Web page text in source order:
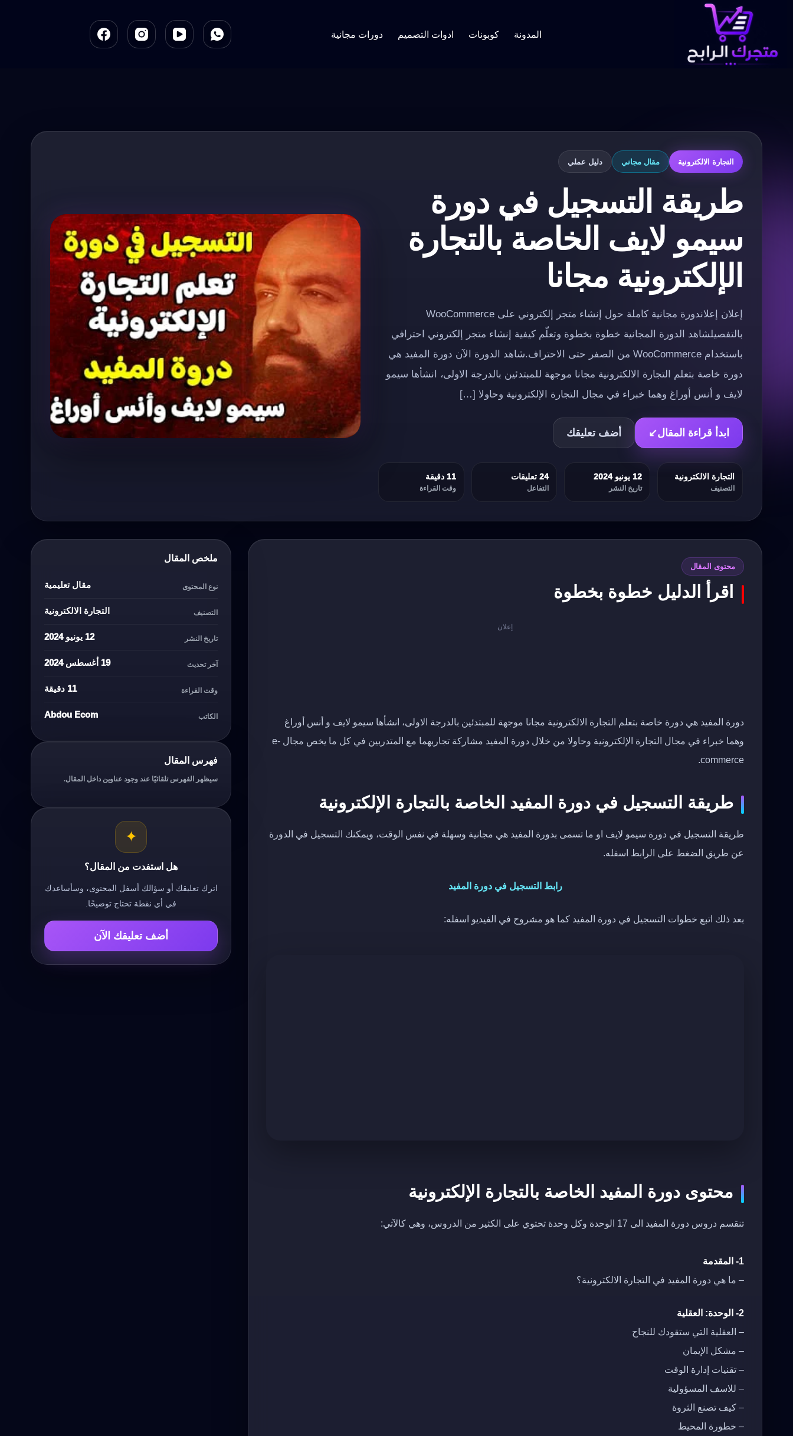
المدونة كوبونات ادوات التصميم دورات مجانية
التجارة الالكترونية مقال مجاني دليل عملي
طريقة التسجيل في دورة
سيمو لايف الخاصة بالتجارة
الإلكترونية مجانا
إعلان إعلاندورة مجانية كاملة حول إنشاء متجر إلكتروني على WooCommerce
بالتفصيلشاهد الدورة المجانية خطوة بخطوة وتعلّم كيفية إنشاء متجر إلكتروني احترافي
باستخدام WooCommerce من الصفر حتى الاحتراف.شاهد الدورة الآن دورة المفيد هي
دورة خاصة بتعلم التجارة الالكترونية مجانا موجهة للمبتدئين بالدرجة الاولى، انشأها سيمو
لايف و أنس أوراغ وهما خبراء في مجال التجارة الإلكترونية وحاولا […]
ابدأ قراءة المقال↙ أضف تعليقك
التجارة الالكترونية
التصنيف
12 يونيو 2024
تاريخ النشر
24 تعليقات
التفاعل
11 دقيقة
وقت القراءة
محتوى المقال
اقرأ الدليل خطوة بخطوة
إعلان
دورة المفيد هي دورة خاصة بتعلم التجارة الالكترونية مجانا موجهة للمبتدئين بالدرجة الاولى، انشأها سيمو لايف و أنس أوراغ
وهما خبراء في مجال التجارة الإلكترونية وحاولا من خلال دورة المفيد مشاركة تجاربهما مع المتدربين في كل ما يخص مجال e-
commerce.
طريقة التسجيل في دورة المفيد الخاصة بالتجارة الإلكترونية
طريقة التسجيل في دورة سيمو لايف او ما تسمى بدورة المفيد هي مجانية وسهلة في نفس الوقت، ويمكنك التسجيل في الدورة
عن طريق الضغط على الرابط اسفله.
رابط التسجيل في دورة المفيد
بعد ذلك اتبع خطوات التسجيل في دورة المفيد كما هو مشروح في الفيديو اسفله:
محتوى دورة المفيد الخاصة بالتجارة الإلكترونية
تنقسم دروس دورة المفيد الى 17 الوحدة وكل وحدة تحتوي على الكثير من الدروس، وهي كالآتي:
1- المقدمة
– ما هي دورة المفيد في التجارة الالكترونية؟
2- الوحدة: العقلية
– العقلية التي ستقودك للنجاح
– مشكل الإيمان
– تقنيات إدارة الوقت
– للاسف المسؤولية
– كيف تصنع الثروة
– خطورة المحيط
ملخص المقال
نوع المحتوى مقال تعليمية
التصنيف التجارة الالكترونية
تاريخ النشر 12 يونيو 2024
آخر تحديث 19 أغسطس 2024
وقت القراءة 11 دقيقة
الكاتب Abdou Ecom
فهرس المقال
سيظهر الفهرس تلقائيًا عند وجود عناوين داخل المقال.
✦
هل استفدت من المقال؟
اترك تعليقك أو سؤالك أسفل المحتوى، وسأساعدك
في أي نقطة تحتاج توضيحًا.
أضف تعليقك الآن